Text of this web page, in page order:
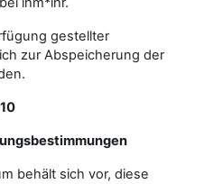
gestellter
zur Abspeicherung der
behält sich vor, diese